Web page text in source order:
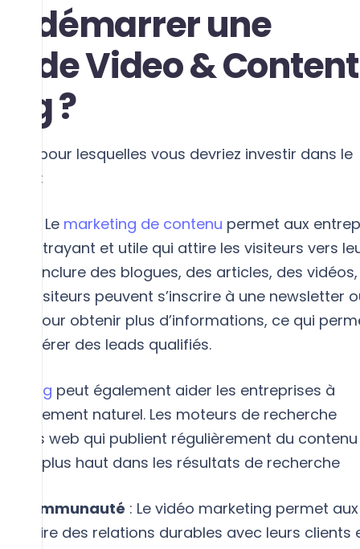
démarrer une
de Video & Content
?
pour lesquelles vous devriez investir dans le
:
Le marketing de contenu permet aux
attrayant et utile qui attire les visiteurs vers
peut inclure des blogues, des articles, des
Les visiteurs peuvent s’inscrire à une newsletter
pour obtenir plus d’informations, ce qui
générer des leads qualifiés.
peut également aider les entreprises à
naturel. Les moteurs de recherche
sites web qui publient régulièrement du
plus haut dans les résultats de recherche
la communauté : Le vidéo marketing permet aux
des relations durables avec leurs clients